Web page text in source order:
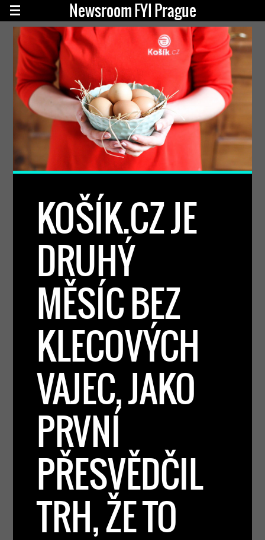
Newsroom FYI Prague
KOŠÍK.CZ JE
DRUHÝ
MĚSÍC BEZ
KLECOVÝCH
VAJEC, JAKO
PRVNÍ
PŘESVĚDČIL
TRH, ŽE TO